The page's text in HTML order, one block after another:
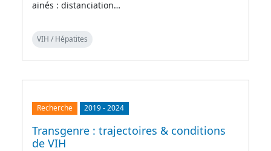
ainés : distanciation…
VIH / Hépatites
Recherche 2019-2024
Transgenre : trajectoires & conditions
de VIH